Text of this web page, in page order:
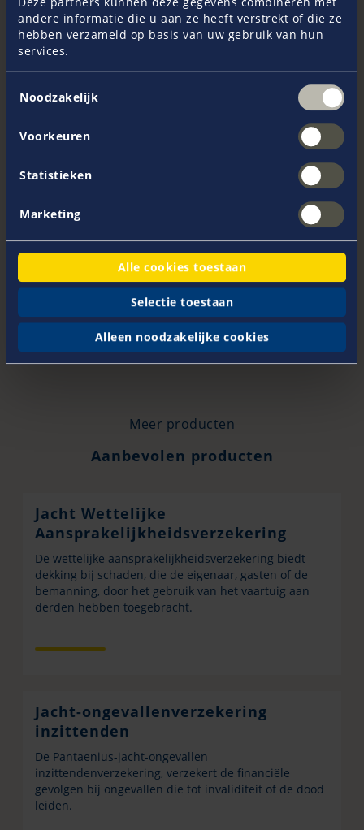
andere informatie die u aan ze heeft verstrekt of die ze
hebben verzameld op basis van uw gebruik van hun
services.
Noodzakelijk
Voorkeuren
Statistieken
Marketing
Alle cookies toestaan
Selectie toestaan
Alleen noodzakelijke cookies
+ 31 228 59 69 28
Maandag – vrijdag: tussen 8:00 uur en 18:00 uur
Stuur een e-mail
Meer producten
Aanbevolen producten
Jacht Wettelijke
Aansprakelijkheidsverzekering
De wettelijke aansprakelijkheidsverzekering biedt
dekking bij schaden, die de eigenaar, gasten of de
bemanning, door het gebruik van het vaartuig aan
derden hebben toegebracht.
Jacht-ongevallenverzekering
inzittenden
De Pantaenius-jacht-ongevallen
inzittendenverzekering, verzekert de financiële
gevolgen bij ongevallen die tot invaliditeit of de dood
leiden.